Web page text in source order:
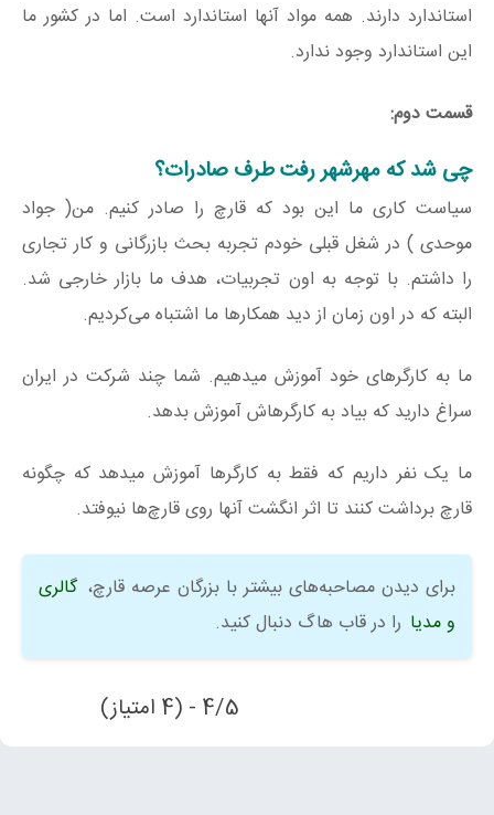
استاندارد دارند. همه مواد آنها استاندارد است. اما در کشور ما
این استاندارد وجود ندارد.
قسمت دوم:
چی شد که مهرشهر رفت طرف صادرات؟
سیاست کاری ما این بود که قارچ را صادر کنیم. من( جواد
موحدی ) در شغل قبلی خودم تجربه بحث بازرگانی و کار تجاری
را داشتم. با توجه به اون تجربیات، هدف ما بازار خارجی شد.
البته که در اون زمان از دید همکارها ما اشتباه می‌کردیم.
ما به کارگرهای خود آموزش میدهیم. شما چند شرکت در ایران
سراغ دارید که بیاد به کارگرهاش آموزش بدهد.
ما یک نفر داریم که فقط به کارگرها آموزش میدهد که چگونه
قارچ برداشت کنند تا اثر انگشت آنها روی قارچ‌ها نیوفتد.
برای دیدن مصاحبه‌های بیشتر با بزرگان عرصه قارچ، گالری
و مدیا را در قاب هاگ دنبال کنید.
4/5 - (4 امتیاز)